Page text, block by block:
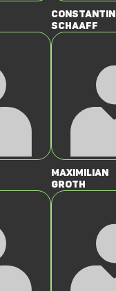
Constantin
Schaaff
Maximilian
Groth